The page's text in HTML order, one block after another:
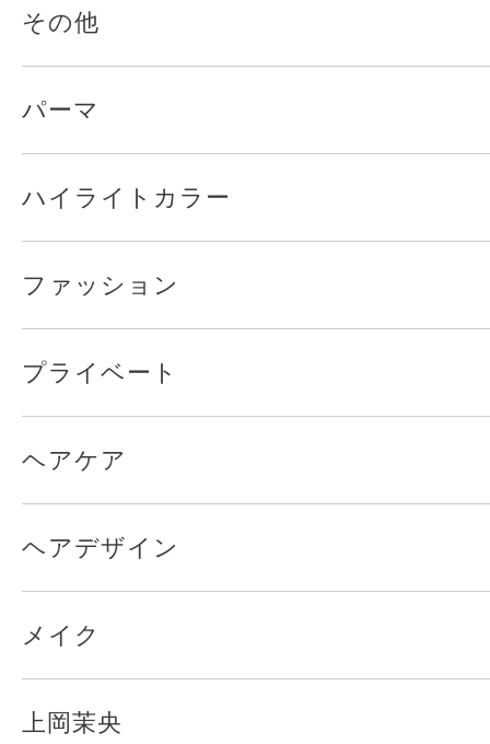
その他
パーマ
ハイライトカラー
ファッション
プライベート
ヘアケア
ヘアデザイン
メイク
上岡茉央